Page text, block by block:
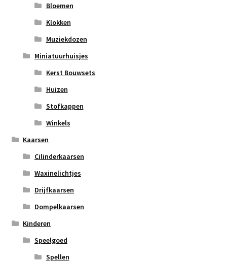
Bloemen
Klokken
Muziekdozen
Miniatuurhuisjes
Kerst Bouwsets
Huizen
Stofkappen
Winkels
Kaarsen
Cilinderkaarsen
Waxinelichtjes
Drijfkaarsen
Dompelkaarsen
Kinderen
Speelgoed
Spellen